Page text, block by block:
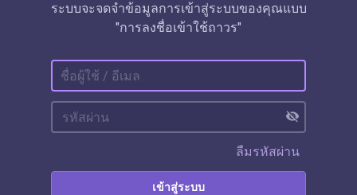
ระบบจะจดจำข้อมูลการเข้าสู่ระบบของคุณแบบ
"การลงชื่อเข้าใช้ถาวร"
visibility_off
ลืมรหัสผ่าน
เข้าสู่ระบบ